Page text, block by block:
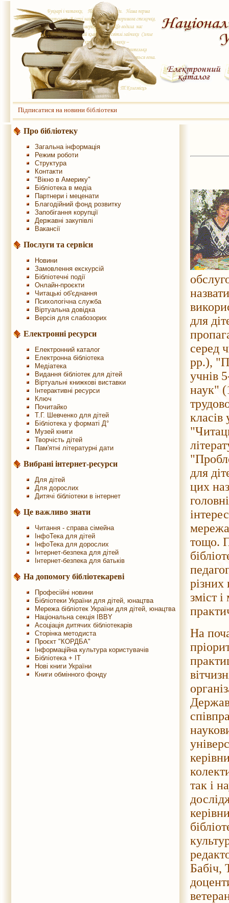
Підписатися на новини бібліотеки
Про бібліотеку
Загальна інформація
Режим роботи
Структура
Контакти
"Вікно в Америку"
Бібліотека в медіа
Партнери і меценати
Благодійний фонд розвитку
Запобігання корупції
Державні закупівлі
Вакансії
Послуги та сервіси
Новини
Замовлення екскурсій
Бібліотечні події
Онлайн-проєкти
Читацькі об'єднання
Психологічна служба
Віртуальна довідка
Версія для слабозорих
Електронні ресурси
Електронний каталог
Електронна бібліотека
Медіатека
Видання бібліотек для дітей
Віртуальні книжкові виставки
Інтерактивні ресурси
Ключ
Почитайко
Т.Г. Шевченко для дітей
Бібліотека у форматі Д°
Музей книги
Творчість дітей
Пам'ятні літературні дати
Вибрані інтернет-ресурси
Для дітей
Для дорослих
Дитячі бібліотеки в інтернет
Це важливо знати
Читання - справа сімейна
ІнфоТека для дітей
ІнфоТека для дорослих
Інтернет-безпека для дітей
Інтернет-безпека для батьків
На допомогу бібліотекареві
Професійні новини
Бібліотеки України для дітей, юнацтва
Мережа бібліотек України для дітей, юнацтва
Національна секція IBBY
Асоціація дитячих бібліотекарів
Сторінка методиста
Проєкт "КОРДБА"
Інформаційна культура користувачів
Бібліотека + IT
Нові книги України
Книги обмінного фонду
для
серед
рр.),
учнів
наук"
для
цих
мережа
тощо.
різних
зміст
На
так і
Бабіч,